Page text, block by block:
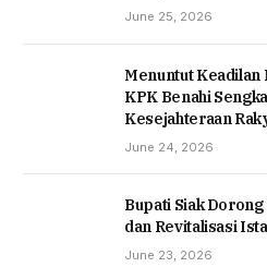
June 25, 2026
Menuntut Keadilan
KPK Benahi
Kesejahteraan
June 24, 2026
Bupati Siak
dan Revitalisasi
June 23, 2026